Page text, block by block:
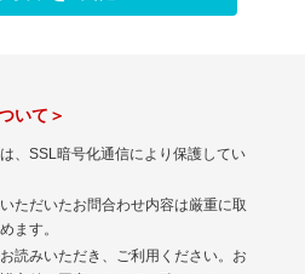
いて＞
、SSL暗号化通信により保護してい
ただいたお問合わせ内容は厳重に取
ます。
読みいただき、ご利用ください。お